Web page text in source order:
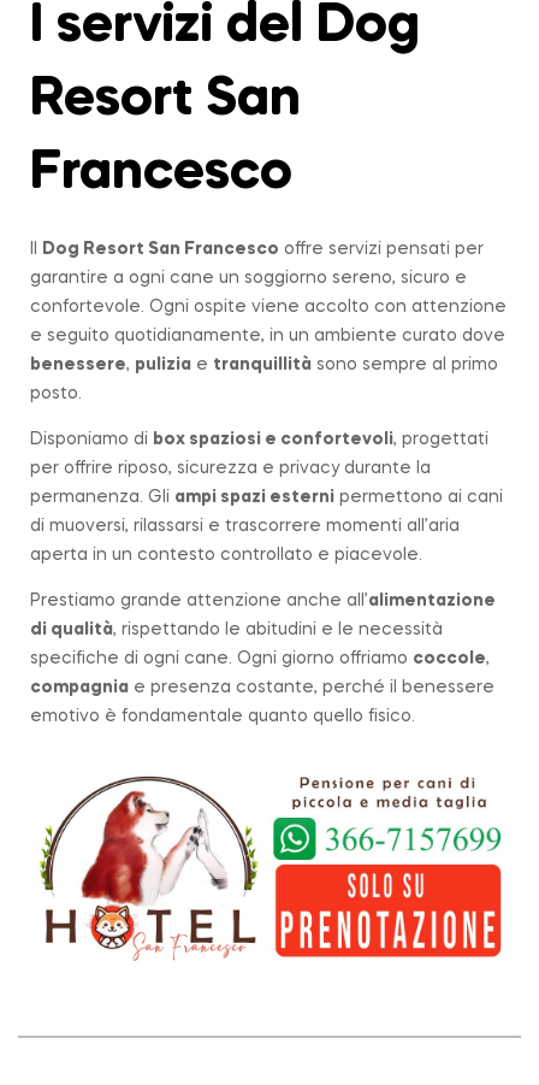
I servizi del Dog
Resort San
Francesco
Dog Resort San Francesco offre servizi pensati per
garantire a ogni cane un soggiorno sereno, sicuro e
confortevole. Ogni ospite viene accolto con attenzione
e seguito quotidianamente, in un ambiente curato dove
benessere, pulizia e tranquillità sono sempre al primo
posto.
Disponiamo di box spaziosi e confortevoli, progettati
per offrire riposo, sicurezza e privacy durante la
permanenza. Gli ampi spazi esterni permettono ai cani
di muoversi, rilassarsi e trascorrere momenti all’aria
aperta in un contesto controllato e piacevole.
Prestiamo grande attenzione anche all’alimentazione
di qualità, rispettando le abitudini e le necessità
specifiche di ogni cane. Ogni giorno offriamo coccole,
compagnia e presenza costante, perché il benessere
emotivo è fondamentale quanto quello fisico.